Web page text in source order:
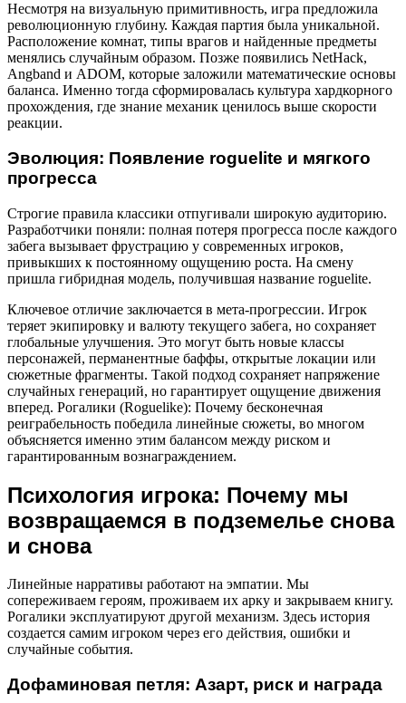
Несмотря на визуальную примитивность, игра предложила
революционную глубину. Каждая партия была уникальной.
Расположение комнат, типы врагов и найденные предметы
менялись случайным образом. Позже появились NetHack,
Angband и ADOM, которые заложили математические основы
баланса. Именно тогда сформировалась культура хардкорного
прохождения, где знание механик ценилось выше скорости
реакции.
Эволюция: Появление roguelite и мягкого
прогресса
Строгие правила классики отпугивали широкую аудиторию.
Разработчики поняли: полная потеря прогресса после каждого
забега вызывает фрустрацию у современных игроков,
привыкших к постоянному ощущению роста. На смену
пришла гибридная модель, получившая название roguelite.
Ключевое отличие заключается в мета-прогрессии. Игрок
теряет экипировку и валюту текущего забега, но сохраняет
глобальные улучшения. Это могут быть новые классы
персонажей, перманентные баффы, открытые локации или
сюжетные фрагменты. Такой подход сохраняет напряжение
случайных генераций, но гарантирует ощущение движения
вперед. Рогалики (Roguelike): Почему бесконечная
реиграбельность победила линейные сюжеты, во многом
объясняется именно этим балансом между риском и
гарантированным вознаграждением.
Психология игрока: Почему мы
возвращаемся в подземелье снова
и снова
Линейные нарративы работают на эмпатии. Мы
сопереживаем героям, проживаем их арку и закрываем книгу.
Рогалики эксплуатируют другой механизм. Здесь история
создается самим игроком через его действия, ошибки и
случайные события.
Дофаминовая петля: Азарт, риск и награда